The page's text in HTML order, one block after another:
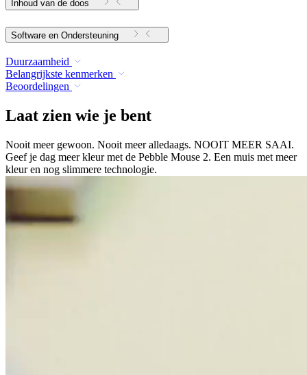
Inhoud van de doos
Software en Ondersteuning
Duurzaamheid
Belangrijkste kenmerken
Beoordelingen
Laat zien wie je bent
Nooit meer gewoon. Nooit meer alledaags. NOOIT MEER SAAI.
Geef je dag meer kleur met de Pebble Mouse 2. Een muis met meer
kleur en nog slimmere technologie.